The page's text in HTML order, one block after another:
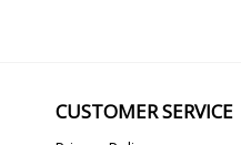
CUSTOMER SERVICE